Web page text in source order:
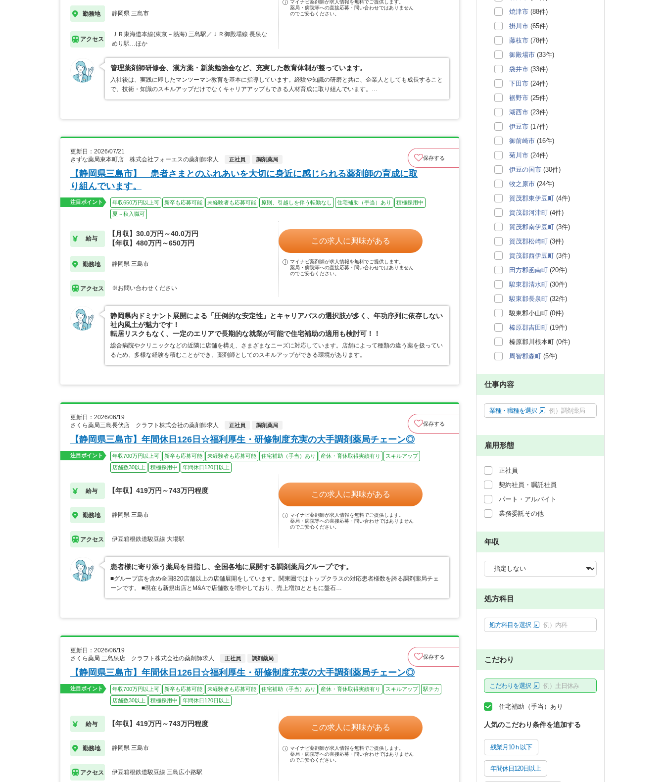
勤務地 静岡県 三島市
アクセス
ＪＲ東海道本線(東京－熱海) 三島駅／ＪＲ御殿場線 長泉な
めり駅…ほか
マイナビ薬剤師が求人情報を無料でご提供します。
薬局・病院等への直接応募・問い合わせではありません
のでご安心ください。
管理薬剤師研修会、漢方薬・新薬勉強会など、充実した教育体制が整っています。
入社後は、実践に即したマンツーマン教育を基本に指導しています。経験や知識の研磨と共に、企業人としても成長すること
で、技術・知識のスキルアップだけでなくキャリアアップもできる人材育成に取り組んでいます。…
更新日：2026/07/21
きずな薬局東本町店 株式会社フォーエスの薬剤師求人
正社員 調剤薬局 保存する
【静岡県三島市】 患者さまとのふれあいを大切に身近に感じられる薬剤師の育成に取
り組んでいます。
注目ポイント 年収650万円以上可 新卒も応募可能 未経験者も応募可能 原則、引越しを伴う転勤なし 住宅補助（手当）あり
積極採用中
夏～秋入職可
給与
【月収】30.0万円～40.0万円
【年収】480万円～650万円
勤務地 静岡県 三島市
アクセス ※お問い合わせください
この求人に興味がある
マイナビ薬剤師が求人情報を無料でご提供します。
薬局・病院等への直接応募・問い合わせではありません
のでご安心ください。
静岡県内ドミナント展開による「圧倒的な安定性」とキャリアパスの選択肢が多く、年功序列に依存しない
社内風土が魅力です！
転居リスクもなく、一定のエリアで長期的な就業が可能で住宅補助の適用も検討可！！
総合病院やクリニックなどの近隣に店舗を構え、さまざまなニーズに対応しています。店舗によって種類の違う薬を扱ってい
るため、多様な経験を積むことができ、薬剤師としてのスキルアップができる環境があります。
更新日：2026/06/19
さくら薬局三島長伏店 クラフト株式会社の薬剤師求人
正社員 調剤薬局 保存する
【静岡県三島市】年間休日126日☆福利厚生・研修制度充実の大手調剤薬局チェーン◎
注目ポイント 年収700万円以上可 新卒も応募可能 未経験者も応募可能 住宅補助（手当）あり 産休・育休取得実績有り
スキルアップ
店舗数30以上
積極採用中 年間休日120日以上
給与 【年収】419万円～743万円程度
勤務地 静岡県 三島市
アクセス 伊豆箱根鉄道駿豆線 大場駅
この求人に興味がある
マイナビ薬剤師が求人情報を無料でご提供します。
薬局・病院等への直接応募・問い合わせではありません
のでご安心ください。
患者様に寄り添う薬局を目指し、全国各地に展開する調剤薬局グループです。
■グループ店を含め全国820店舗以上の店舗展開をしています。関東圏ではトップクラスの対応患者様数を誇る調剤薬局チェ
ーンです。 ■現在も新規出店とM&Aで店舗数を増やしており、売上増加とともに盤石…
更新日：2026/06/19
さくら薬局 三島泉店 クラフト株式会社の薬剤師求人
正社員 調剤薬局 保存する
【静岡県三島市】年間休日126日☆福利厚生・研修制度充実の大手調剤薬局チェーン◎
注目ポイント 年収700万円以上可 新卒も応募可能 未経験者も応募可能 住宅補助（手当）あり 産休・育休取得実績有り スキルアップ
駅チカ
店舗数30以上
積極採用中 年間休日120日以上
給与 【年収】419万円～743万円程度
勤務地 静岡県 三島市
アクセス 伊豆箱根鉄道駿豆線 三島広小路駅
この求人に興味がある
マイナビ薬剤師が求人情報を無料でご提供します。
薬局・病院等への直接応募・問い合わせではありません
のでご安心ください。
焼津市 (88件)
掛川市 (65件)
藤枝市 (78件)
御殿場市 (33件)
袋井市 (33件)
下田市 (24件)
裾野市 (25件)
湖西市 (23件)
伊豆市 (17件)
御前崎市 (16件)
菊川市 (24件)
伊豆の国市 (30件)
牧之原市 (24件)
賀茂郡東伊豆町 (4件)
賀茂郡河津町 (4件)
賀茂郡南伊豆町 (3件)
賀茂郡松崎町 (3件)
賀茂郡西伊豆町 (3件)
田方郡函南町 (20件)
駿東郡清水町 (30件)
駿東郡長泉町 (32件)
駿東郡小山町 (0件)
榛原郡吉田町 (19件)
榛原郡川根本町 (0件)
周智郡森町 (5件)
仕事内容
業種・職種を選択 例）調剤薬局
雇用形態
正社員
契約社員・嘱託社員
パート・アルバイト
業務委託その他
年収
処方科目
処方科目を選択 例）内科
こだわり
こだわりを選択 例）土日休み
住宅補助（手当）あり
人気のこだわり条件を追加する
残業月10ｈ以下
年間休日120日以上